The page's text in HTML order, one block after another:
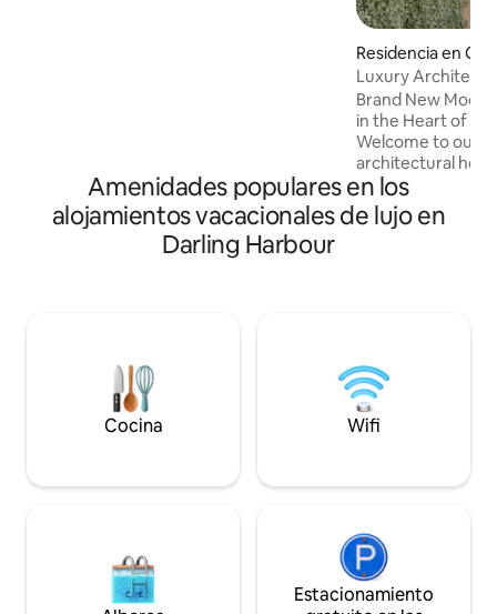
Residencia en
Luxury
New Home
Brand New
in the Heart of
Welcome to our
architectural
featured on the
Project.
appreciate
Amenidades populares en los
alojamientos vacacionales de lujo en
Darling Harbour
Cocina Wifi
Estacionamiento